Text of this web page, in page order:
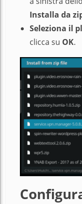
Installa da
Seleziona il
clicca su OK.